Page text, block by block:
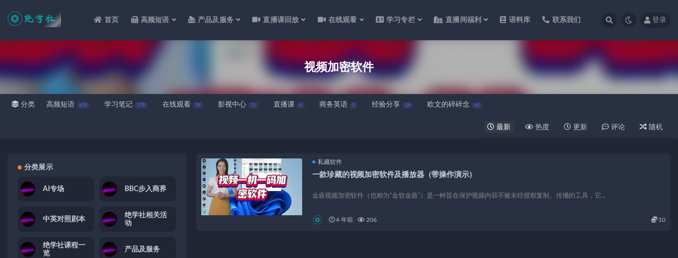
首页 高频短语 产品及服务 直播课回放 在线观看 学习专栏 直播间福利 语料库 联系我们 登录
视频加密软件
分类 高频短语 625 学习笔记 178 在线观看 19 影视中心 11 直播课 6 商务英语 5 经验分享 14 欧文的碎碎念 61
最新 热度 更新 评论 随机
私藏软件
一款珍藏的视频加密软件及播放器（带操作演示）
金盾视频加密软件（也称为“金软金盾”）是一种旨在保护视频内容不被未经授权复制、传播的工具，它...
4 年前 206 10
分类展示
AI专场 BBC步入商界
中英对照剧本
绝学社相关活
动
绝学社课程一
览
产品及服务